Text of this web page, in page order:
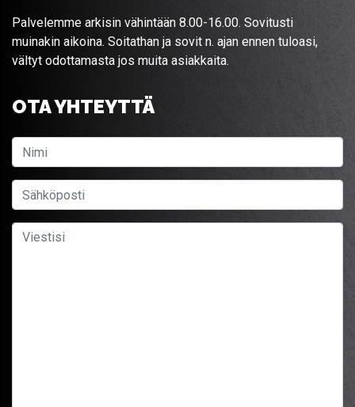
Palvelemme arkisin vähintään 8.00-16.00. Sovitusti
muinakin aikoina. Soitathan ja sovit n. ajan ennen tuloasi,
vältyt odottamasta jos muita asiakkaita.
OTA YHTEYTTÄ